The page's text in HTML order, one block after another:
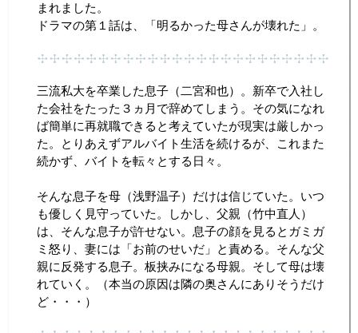
まれました。
ドラマの第１話は、「明るかった母さんが壊れた」。
三流私大を卒業した息子（二宮和也）。新卒で入社し
た会社をたった３ヵ月で辞めてしまう。その気になれ
ば簡単に再就職できると考えていたが現実は厳しかっ
た。とりあえずアルバイト生活を続けるが、これまた
続かず、バイトを転々とする日々。
そんな息子を母（浅野温子）だけは信じていた。いつ
も優しく見守っていた。しかし、父親（竹中直人）
は、そんな息子が許せない。息子の顔を見るとガミガ
ミ怒り、妻には「お前のせいだ」と責める。そんな父
親に反発する息子。板挟みになる母親。そして母は壊
れていく。（本当の原因は隣の奥さんにありそうだけ
ど・・・）